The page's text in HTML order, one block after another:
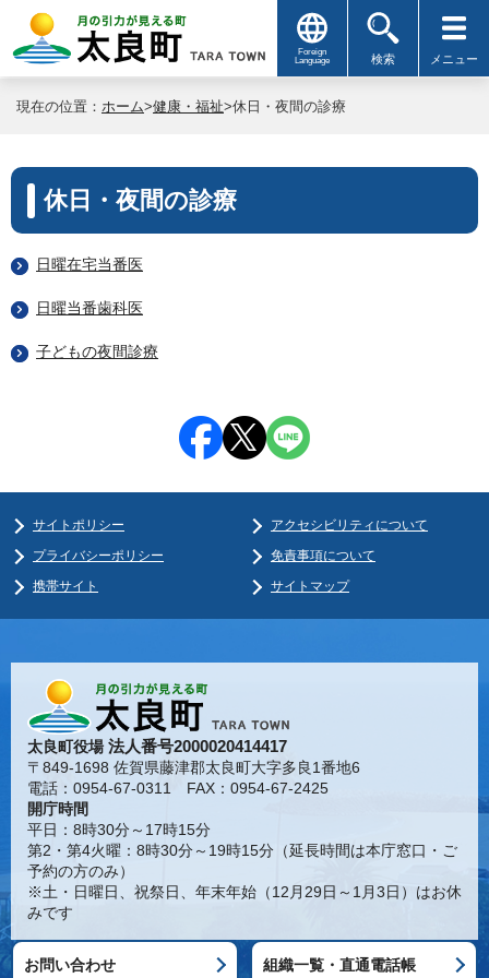
Foreign
Language
検索 メニュー
現在の位置： ホーム>健康・福祉>休日・夜間の診療
休日・夜間の診療
日曜在宅当番医
日曜当番歯科医
子どもの夜間診療
サイトポリシー
アクセシビリティについて
プライバシーポリシー
免責事項について
携帯サイト
サイトマップ
太良町役場法人番号2000020414417
〒849-1698 佐賀県藤津郡太良町大字多良1番地6
電話：0954-67-0311 FAX：0954-67-2425
開庁時間
平日：8時30分～17時15分
第2・第4火曜：8時30分～19時15分（延長時間は本庁窓口・ご
予約の方のみ）
※土・日曜日、祝祭日、年末年始（12月29日～1月3日）はお休
みです
お問い合わせ 組織一覧・直通電話帳